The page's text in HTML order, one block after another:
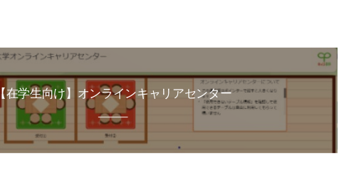
【在学生向け】オンラインキャリアセンター